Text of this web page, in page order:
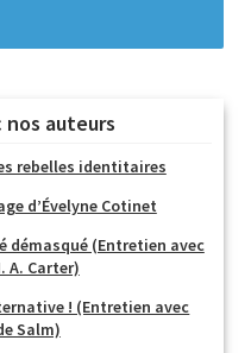
auteurs
rebelles identitaires
d’Évelyne Cotinet
(Entretien avec
A. Carter)
! (Entretien avec
Salm)